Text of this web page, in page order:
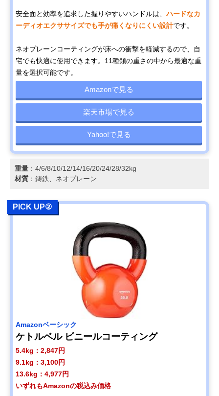
安全面と効率を追求した握りやすいハンドルは、ハードなカ
ーディオエクササイズでも手が痛くなりにくい設計です。
ネオプレーンコーティングが床への衝撃を軽減するので、自
宅でも快適に使用できます。11種類の重さの中から最適な重
量を選択可能です。
Amazonで見る
楽天市場で見る
Yahoo!で見る
重量 ：4/6/8/10/12/14/16/20/24/28/32kg
材質 ：鋳鉄、ネオプレーン
PICK UP②
Amazonベーシック
ケトルベル ビニールコーティング
5.4kg：2,847円
9.1kg：3,100円
13.6kg：4,977円
いずれもAmazonの税込み価格